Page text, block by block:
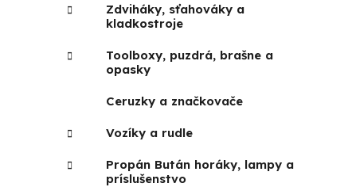
Zdviháky, sťahováky a
kladkostroje
Toolboxy, puzdrá, brašne a
opasky
Ceruzky a značkovače
Vozíky a rudle
Propán Bután horáky, lampy a
príslušenstvo